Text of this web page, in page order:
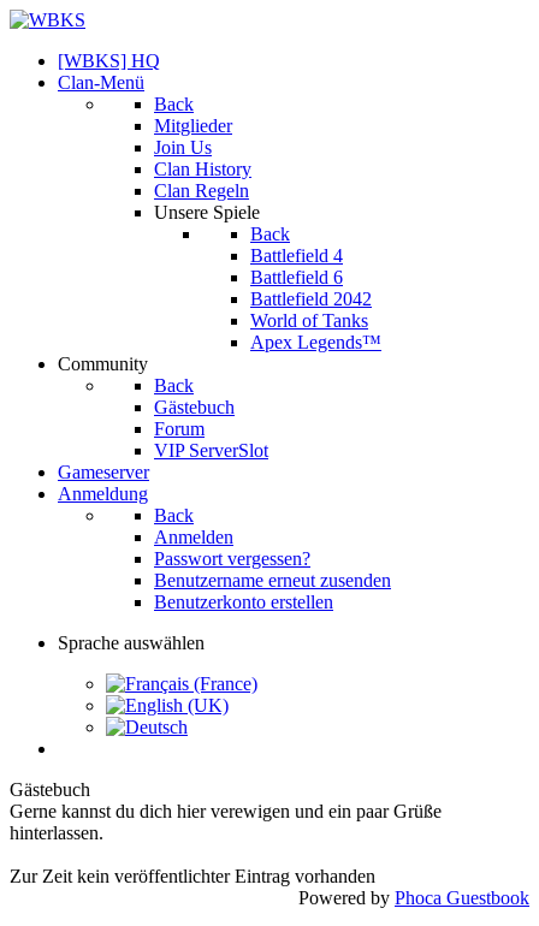
[WBKS] HQ
Clan-Menü
Back
Mitglieder
Join Us
Clan History
Clan Regeln
Unsere Spiele
Back
Battlefield 4
Battlefield 6
Battlefield 2042
World of Tanks
Apex Legends™
Community
Back
Gästebuch
Forum
VIP ServerSlot
Gameserver
Anmeldung
Back
Anmelden
Passwort vergessen?
Benutzername erneut zusenden
Benutzerkonto erstellen
Sprache auswählen
Gästebuch
Gerne kannst du dich hier verewigen und ein paar Grüße
hinterlassen.
Zur Zeit kein veröffentlichter Eintrag vorhanden
Powered by Phoca Guestbook